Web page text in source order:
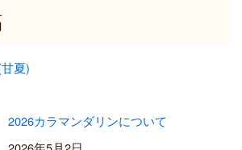
夏)
2026カラマンダリンについて